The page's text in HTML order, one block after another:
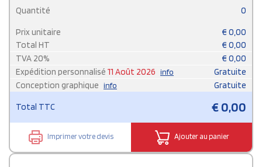
Quantité 0
Prix unitaire € 0,00
Total HT
€ 0,00
TVA 20% € 0,00
Expédition personnalisé 11 Août 2026 info
Gratuite
Conception graphique info Gratuite
Total TTC €0,00
Imprimer votre devis Ajouter au panier